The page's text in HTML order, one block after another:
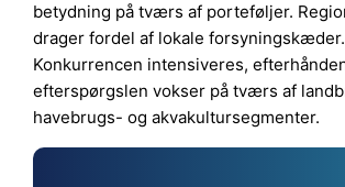
betydning på tværs af porteføljer.
drager fordel af lokale forsyningskæder.
Konkurrencen intensiveres,
efterspørgslen vokser på tværs af
havebrugs- og akvakultursegmenter.